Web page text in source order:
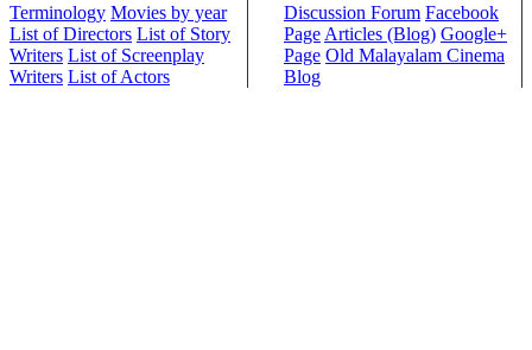
Terminology Movies by year
List of Directors List of Story
Writers List of Screenplay
Writers List of Actors
Discussion Forum Facebook
Page Articles (Blog) Google+
Page Old Malayalam Cinema
Blog